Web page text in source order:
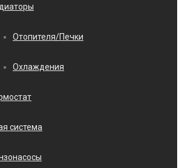
Отопителя/Печки
Охлаждения
система